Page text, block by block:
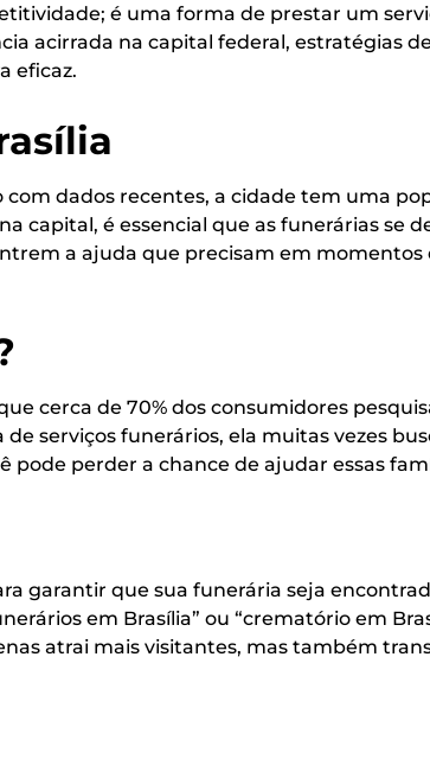
é uma forma de prestar um
acirrada na capital federal, estratégias
eficaz.
dados recentes, a cidade tem uma
capital, é essencial que as funerárias se
a ajuda que precisam em momentos
cerca de 70% dos consumidores
serviços funerários, ela muitas vezes
pode perder a chance de ajudar essas
garantir que sua funerária seja
em Brasília” ou “crematório em
atrai mais visitantes, mas também